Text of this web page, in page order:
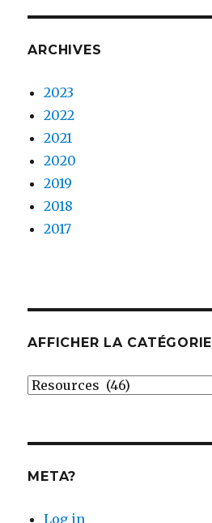
ARCHIVES
2023
2022
2021
2020
2019
2018
2017
AFFICHER LA CATÉGORIE
Afficher
META?
Log in